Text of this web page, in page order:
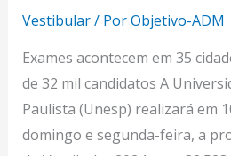
Vestibular/ PorObjetivo-ADM
Exames acontecem em 35
de 32 mil candidatos A
Paulista (Unesp) realizará em
domingo e segunda-feira, a